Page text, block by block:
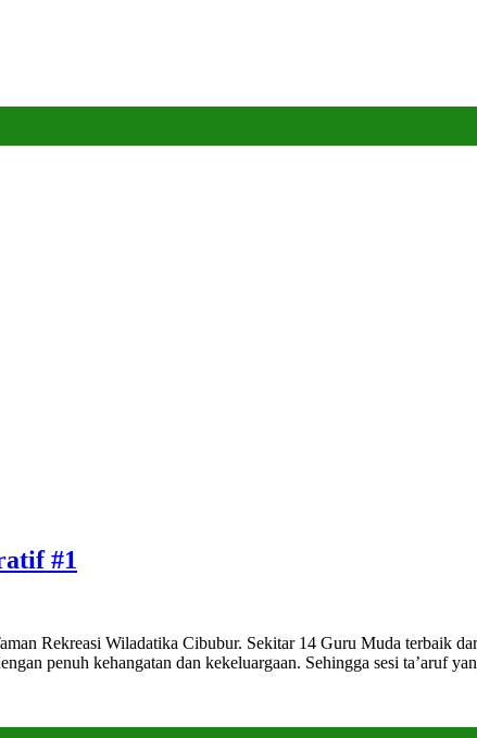
#1
Rekreasi Wiladatika Cibubur. Sekitar 14 Guru Muda terbaik
penuh kehangatan dan kekeluargaan. Sehingga sesi ta’aruf